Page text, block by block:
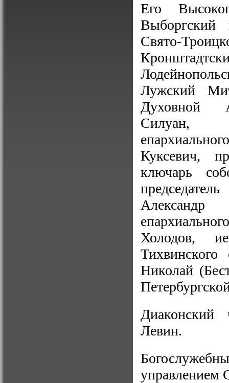
Его
Выборгский
Свято-
Лужский
Духовной
Силуан,
Куксевич,
ключарь
Александр
Холодов,
Тихвинского
Николай
Диаконский
Левин.
управлением